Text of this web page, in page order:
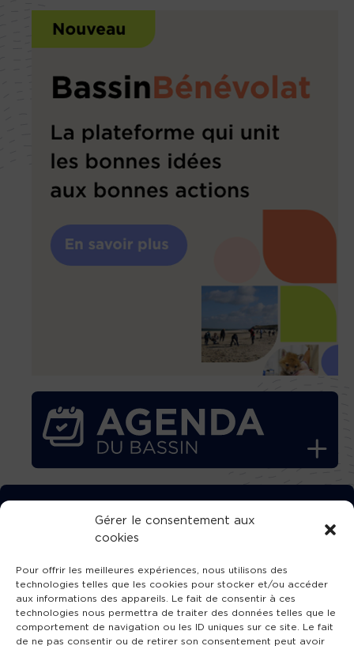
Gérer le consentement aux
cookies
Pour offrir les meilleures expériences, nous utilisons des
technologies telles que les cookies pour stocker et/ou accéder
aux informations des appareils. Le fait de consentir à ces
technologies nous permettra de traiter des données telles que le
comportement de navigation ou les ID uniques sur ce site. Le fait
de ne pas consentir ou de retirer son consentement peut avoir
TÉLÉCHARGEZ GRATUITEMENT
L’APPLICATION TVBA !
SUIVEZ-NOUS !